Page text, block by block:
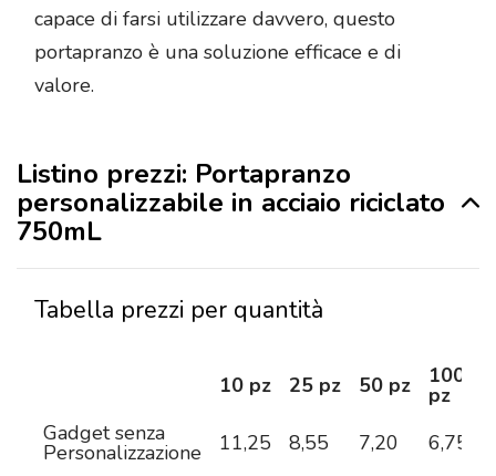
capace di farsi utilizzare davvero, questo
portapranzo è una soluzione efficace e di
valore.
Listino prezzi: Portapranzo
personalizzabile in acciaio riciclato
750mL
Tabella prezzi per quantità
10 pz 25 pz 50 pz 100
pz
Gadget senza
Personalizzazione 11,25 8,55 7,20 6,75